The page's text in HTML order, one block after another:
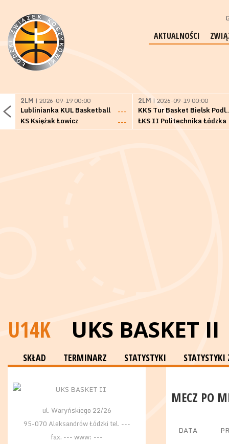
AKTUALNOŚCI
2LM | 2026-09-19 00:00
Lublinianka KUL Basketball
---
KS Księżak Łowicz
---
2LM | 2026-09-19 00:00
KKS Tur
ŁKS II Politechnika Łódzka
U14K UKS BASKET II
SKŁAD TERMINARZ STATYSTYKI
ul. Waryńskiego 22/26
95-070 Aleksandrów Łódzki tel. ---
fax. --- www: ---
MECZ PO
DATA